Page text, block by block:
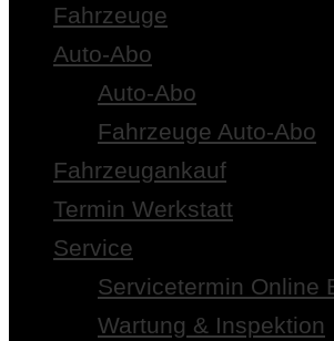
Fahrzeuge
Auto-Abo
Auto-Abo
Fahrzeuge Auto-Abo
Fahrzeugankauf
Termin Werkstatt
Service
Servicetermin Online
Wartung & Inspektion